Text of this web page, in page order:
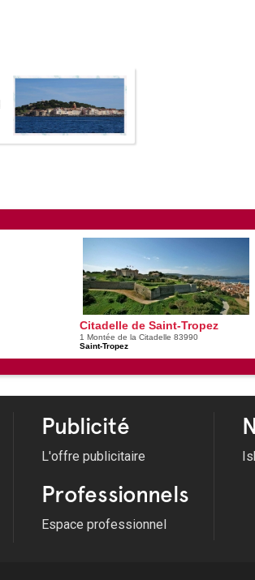
Citadelle de Saint-Tropez
1 Montée de la Citadelle 83990
Saint-Tropez
Publicité
L'offre publicitaire
Professionnels
Espace professionnel